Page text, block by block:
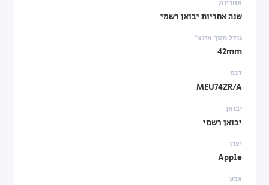
שנה אחריות יבואן רשמי
גודל מסך אינצ'
42mm
דגם
MEU74ZR/A
יבואן
יבואן רשמי
יצרן
Apple
צבע